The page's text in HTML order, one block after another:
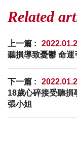
Related
上一篇 :
聽損導致憂鬱 命運
下一篇 :
18歲心碎接受聽損
張小姐